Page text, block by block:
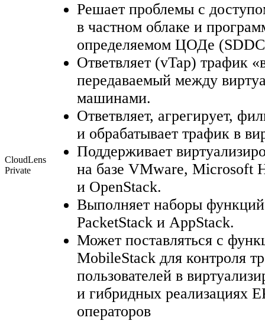
CloudLens
Private
Решает проблемы с
в частном облаке и
определяемом ЦОДе
Ответвляет (vTap) трафик
передаваемый между
машинами.
Ответвляет, агрегирует,
и обрабатывает трафик в
Поддерживает
на базе VMware, Microsoft
и OpenStack.
Выполняет наборы
PacketStack и AppStack.
Может поставляться с
MobileStack для контроля
пользователей в
и гибридных реализациях
операторов